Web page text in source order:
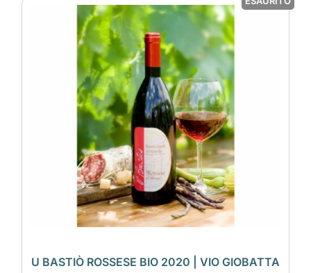
U BASTIÒ ROSSESE BIO 2020 | VIO GIOBATTA